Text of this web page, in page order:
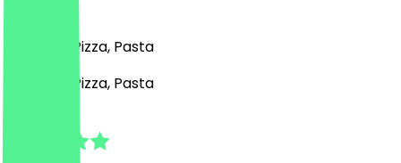
Italiaans, Pizza, Pasta
Italiaans, Pizza, Pasta